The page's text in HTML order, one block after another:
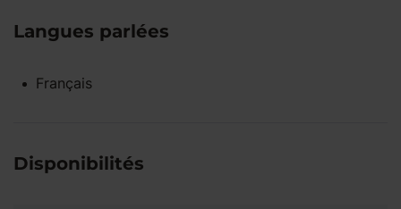
Langues parlées
Français
Disponibilités